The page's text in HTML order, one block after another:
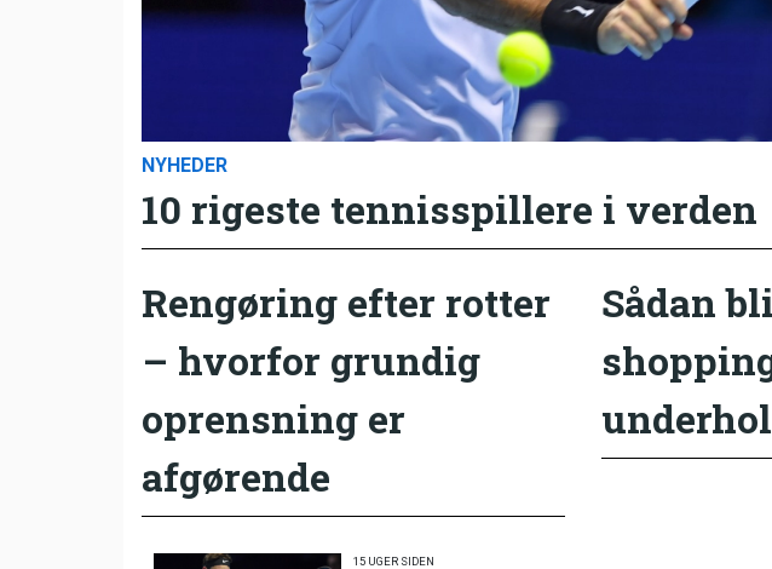
NYHEDER
10 rigeste tennisspillere i verden
Rengøring efter rotter
– hvorfor grundig
oprensning er
afgørende
Sådan
15 UGER SIDEN